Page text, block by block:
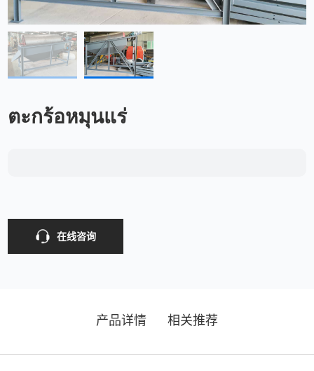
ตะกร้อหมุนแร่
在线咨询
产品详情 相关推荐